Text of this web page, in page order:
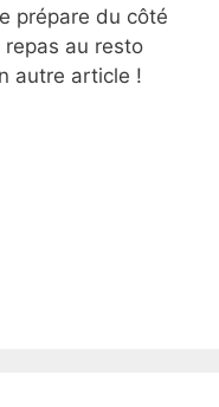
prépare du côté
repas au resto
autre article !